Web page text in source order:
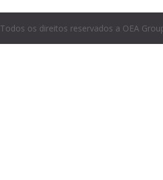
Todos os direitos reservados a OEA